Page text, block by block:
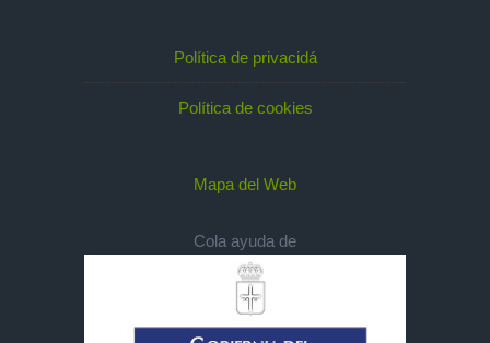
Política de privacidá
Política de cookies
Mapa del Web
Cola ayuda de